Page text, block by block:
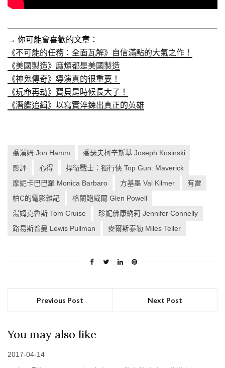
→ 你可能會喜歡的文章：
《不可能的任務：全面瓦解》自信滿點的大氣之作！
《美國製造》麻煩都是美國製造
《神鬼傳奇》導演真的很重要！
《玩命再劫》寶貝是時候長大了！
《潛艦追緝》以寫實淬鍊出真正的英雄
喬漢姆 Jon Hamm
喬瑟夫柯辛斯基 Joseph Kosinski
影評
心得
捍衛戰士：獨行俠 Top Gun: Maverick
摩妮卡巴巴羅 Monica Barbaro
方基墨 Val Kilmer
有雷
柏C的電影雜記
格蘭鮑威爾 Glen Powell
湯姆克魯斯 Tom Cruise
珍妮佛康納莉 Jennifer Connelly
路易斯普曼 Lewis Pullman
麥爾斯泰勒 Miles Teller
Previous Post Next Post
You may also like
2017-04-14